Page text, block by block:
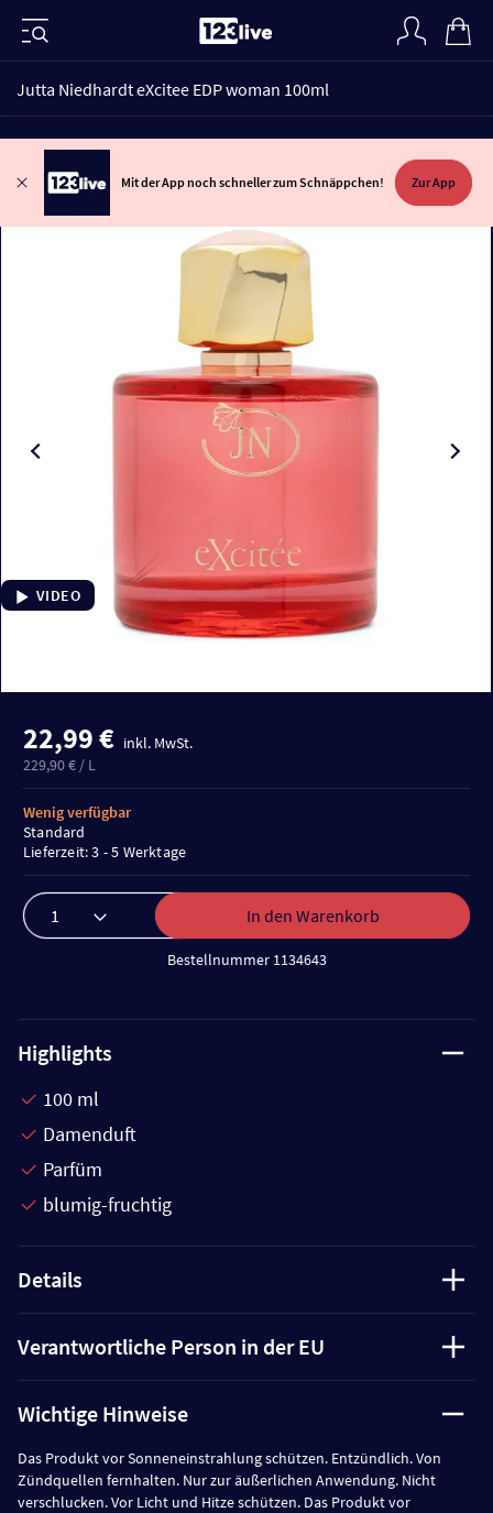
Jutta Niedhardt eXcitee EDP woman 100ml
Mit der App noch schneller zum Schnäppchen! Zur App
VIDEO
22,99 € inkl. MwSt.
229,90 € / L
In den Warenkorb
Bestellnummer 1134643
Wenig verfügbar
Standard
Lieferzeit: 3 - 5 Werktage
Highlights
100 ml
Damenduft
Parfüm
blumig-fruchtig
Details
Verantwortliche Person in der EU
Wichtige Hinweise
Das Produkt vor Sonneneinstrahlung schützen. Entzündlich. Von
Zündquellen fernhalten. Nur zur äußerlichen Anwendung. Nicht
verschlucken. Vor Licht und Hitze schützen. Das Produkt vor